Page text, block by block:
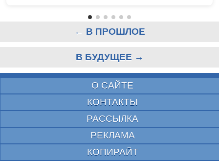
← В ПРОШЛОЕ
В БУДУЩЕЕ →
О САЙТЕ
КОНТАКТЫ
РАССЫЛКА
РЕКЛАМА
КОПИРАЙТ